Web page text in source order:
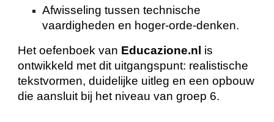
Afwisseling tussen technische
vaardigheden en hoger-orde-denken.
Het oefenboek van Educazione.nl is
ontwikkeld met dit uitgangspunt: realistische
tekstvormen, duidelijke uitleg en een opbouw
die aansluit bij het niveau van groep 6.